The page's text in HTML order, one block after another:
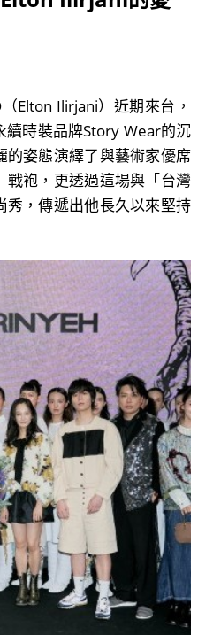
Elton Ilirjani）近期來台，
時裝品牌Story Wear的沉
姿態演繹了與藝術家優席
袍，更透過這場與「台灣
秀，傳遞出他長久以來堅持